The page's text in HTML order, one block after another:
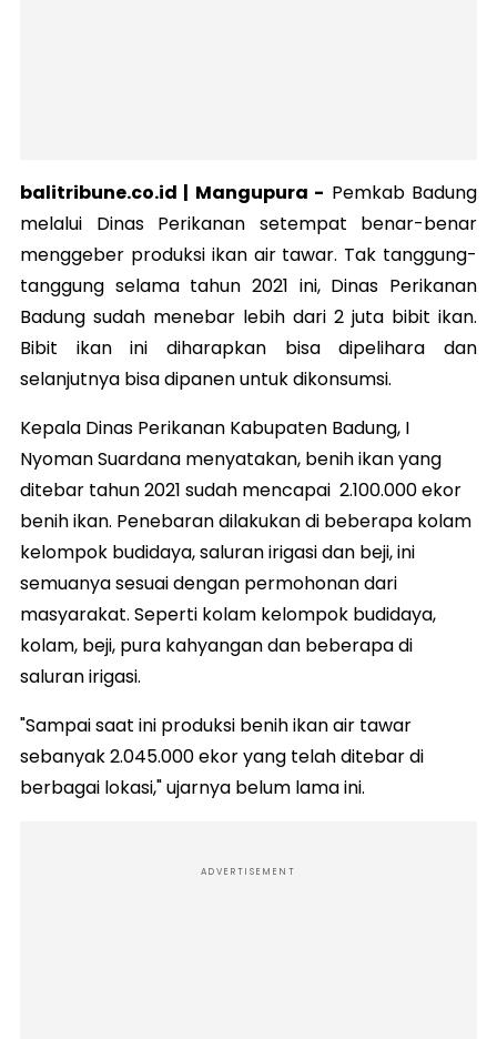
balitribune.co.id | Mangupura - Pemkab Badung
melalui Dinas Perikanan setempat benar-benar
menggeber produksi ikan air tawar. Tak tanggung-
tanggung selama tahun 2021 ini, Dinas Perikanan
Badung sudah menebar lebih dari 2 juta bibit ikan.
Bibit ikan ini diharapkan bisa dipelihara dan
selanjutnya bisa dipanen untuk dikonsumsi.
Kepala Dinas Perikanan Kabupaten Badung, I
Nyoman Suardana menyatakan, benih ikan yang
ditebar tahun 2021 sudah mencapai 2.100.000 ekor
benih ikan. Penebaran dilakukan di beberapa kolam
kelompok budidaya, saluran irigasi dan beji, ini
semuanya sesuai dengan permohonan dari
masyarakat. Seperti kolam kelompok budidaya,
kolam, beji, pura kahyangan dan beberapa di
saluran irigasi.
"Sampai saat ini produksi benih ikan air tawar
sebanyak 2.045.000 ekor yang telah ditebar di
berbagai lokasi," ujarnya belum lama ini.
ADVERTISEMENT